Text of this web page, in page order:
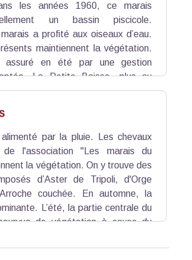
les années 1960, ce marais
un bassin piscicole.
marais a profité aux oiseaux d’eau.
maintiennent la végétation.
assuré en été par une gestion
La Petite Baisse, plus au
steppe en ont fait une zone
foulques et canards colverts y
par la pluie. Les chevaux
de l'association "Les marais du
la végétation. On y trouve des
d’Aster de Tripoli, d'Orge
couchée. En automne, la
L’été, la partie centrale du
de végétation à cause du
déparasitants.